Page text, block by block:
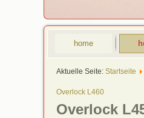
home
Aktuelle Seite: Startseite
Overlock L460
Overlock